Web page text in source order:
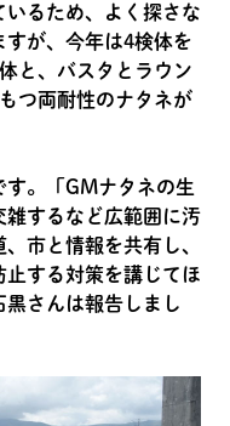
るため、よく探さな
すが、今年は4検体を
と、バスタとラウン
つ両耐性のナタネが
す。「GMナタネの生
雑するなど広範囲に汚
市と情報を共有し、
する対策を講じてほ
黒さんは報告しまし